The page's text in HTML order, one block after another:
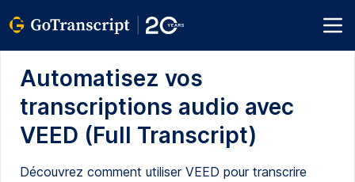
Automatisez vos
transcriptions audio avec
VEED (Full Transcript)
Découvrez comment utiliser VEED pour transcrire